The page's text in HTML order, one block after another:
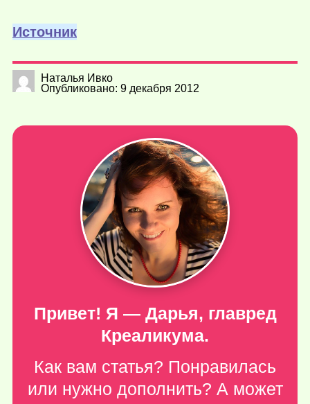
Источник
Наталья Ивко
Опубликовано: 9 декабря 2012
Привет! Я — Дарья, главред
Креаликума.
Как вам статья? Понравилась
или нужно дополнить? А может